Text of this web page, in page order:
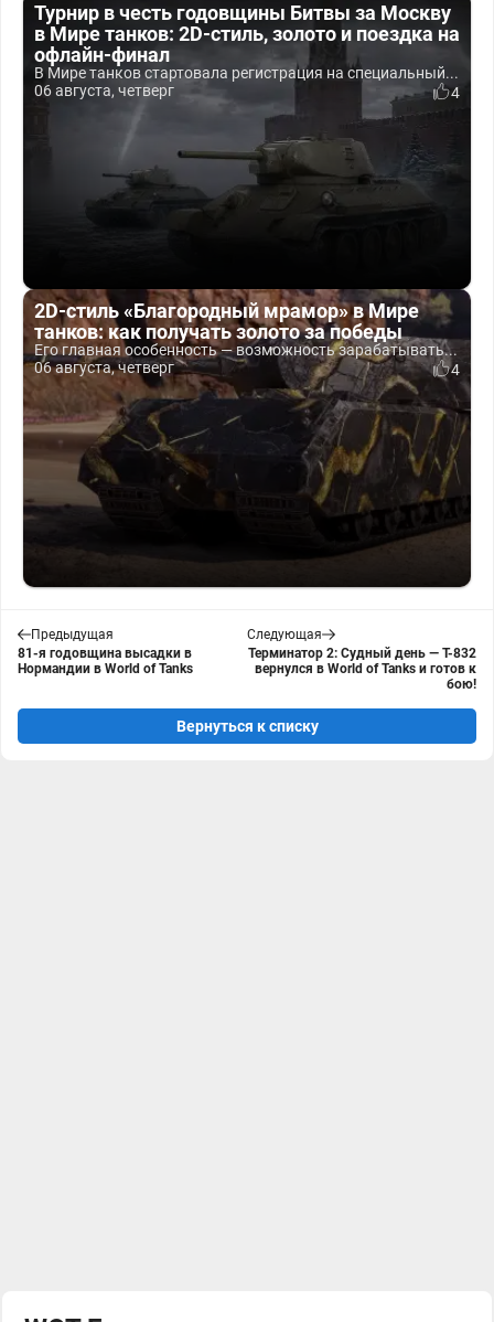
Турнир в честь годовщины Битвы за Москву
в Мире танков: 2D-стиль, золото и поездка на
офлайн-финал
В Мире танков стартовала регистрация на специальный...
06 августа, четверг
4
2D-стиль «Благородный мрамор» в Мире
танков: как получать золото за победы
Его главная особенность — возможность зарабатывать...
06 августа, четверг
4
Предыдущая
81-я годовщина высадки в
Нормандии в World of Tanks
Следующая
Терминатор 2: Судный день — Т-832
вернулся в World of Tanks и готов к
бою!
Вернуться к списку